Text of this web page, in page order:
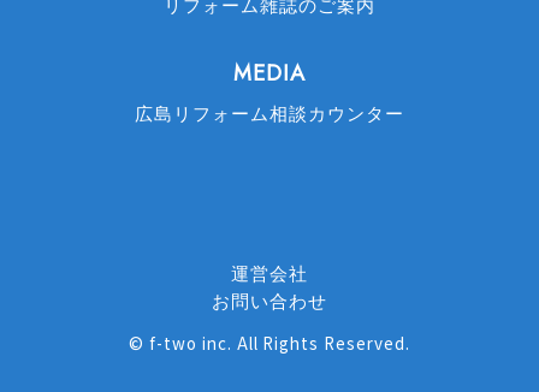
リフォーム雑誌のご案内
MEDIA
広島リフォーム相談カウンター
運営会社
お問い合わせ
©f-two inc. All Rights Reserved.